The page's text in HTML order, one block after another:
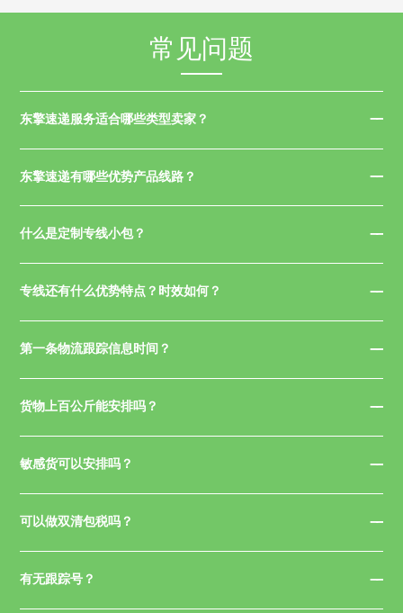
常见问题
东擎速递服务适合哪些类型卖家？
东擎速递有哪些优势产品线路？
什么是定制专线小包？
专线还有什么优势特点？时效如何？
第一条物流跟踪信息时间？
货物上百公斤能安排吗？
敏感货可以安排吗？
可以做双清包税吗？
有无跟踪号？